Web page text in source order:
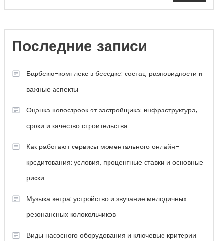
Последние записи
Барбекю-комплекс в беседке: состав, разновидности и
важные аспекты
Оценка новостроек от застройщика: инфраструктура,
сроки и качество строительства
Как работают сервисы моментального онлайн-
кредитования: условия, процентные ставки и основные
риски
Музыка ветра: устройство и звучание мелодичных
резонансных колокольчиков
Виды насосного оборудования и ключевые критерии